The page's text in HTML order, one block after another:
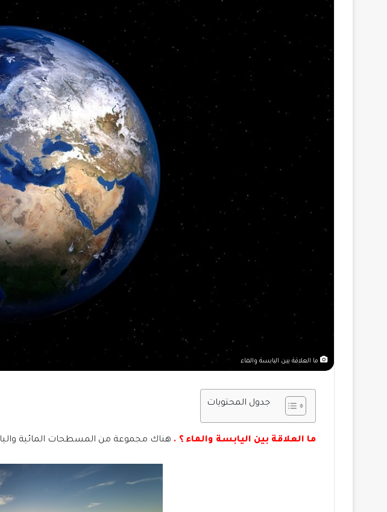
ما العلاقة بين اليابسة والماء
جدول المحتويات
ما العلاقة بين اليابسة والماء ؟ . هناك مجموعة من المسطحات المائية